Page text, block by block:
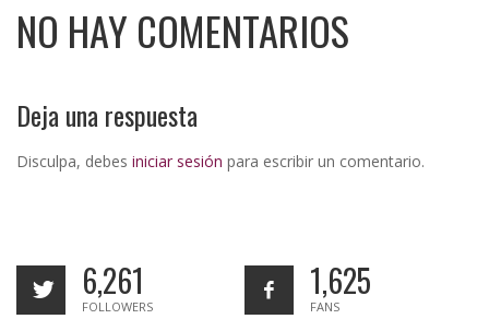
NO HAY COMENTARIOS
Deja una respuesta
Disculpa, debes iniciar sesión para escribir un comentario.
6,261
FOLLOWERS
1,625
FANS